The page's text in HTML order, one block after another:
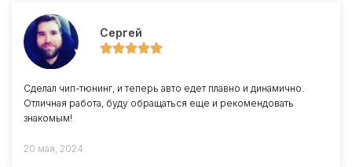
Сергей
Сделал чип-тюнинг, и теперь авто едет плавно и динамично.
Отличная работа, буду обращаться еще и рекомендовать
знакомым!
20 мая, 2024